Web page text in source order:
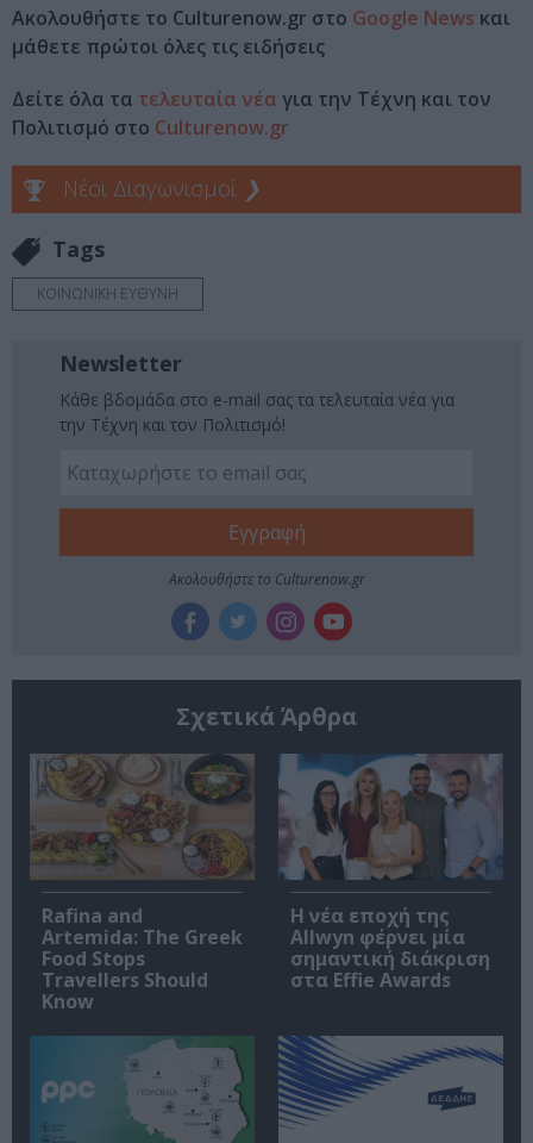
Ακολουθήστε το Culturenow.gr στο Google News και
μάθετε πρώτοι όλες τις ειδήσεις
Δείτε όλα τα τελευταία νέα για την Τέχνη και τον
Πολιτισμό στο Culturenow.gr
Νέοι Διαγωνισμοί ❯
Tags
ΚΟΙΝΩΝΙΚΗ ΕΥΘΥΝΗ
Newsletter
Κάθε βδομάδα στο e-mail σας τα τελευταία νέα για
την Τέχνη και τον Πολιτισμό!
Ακολουθήστε το Culturenow.gr
Σχετικά Άρθρα
Rafina and
Artemida: The Greek
Food Stops
Travellers Should
Know
Η νέα εποχή της
Allwyn φέρνει μία
σημαντική διάκριση
στα Effie Awards